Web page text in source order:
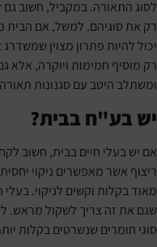
במקביל, חשוב גם לקחת
למשל, אם הבית מעוצב
פתרון מצוין שמשדרג את
חמימות ויוקרה, אלא גם
עם סגנונות תאורה רכים.
בבית?
חיים בבית, חשוב לקחת את
מאפשרים ניקוי יחסית
וקשים לניקוי. בעלי חיים
שנשרטים בקלות יותר